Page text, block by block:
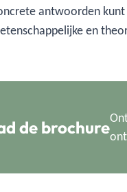
antwoorden
en
op de
de brochure